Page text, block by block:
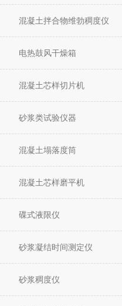
混凝土拌合物维勃稠度仪
电热鼓风干燥箱
混凝土芯样切片机
砂浆类试验仪器
混凝土塌落度筒
混凝土芯样磨平机
碟式液限仪
砂浆凝结时间测定仪
砂浆稠度仪